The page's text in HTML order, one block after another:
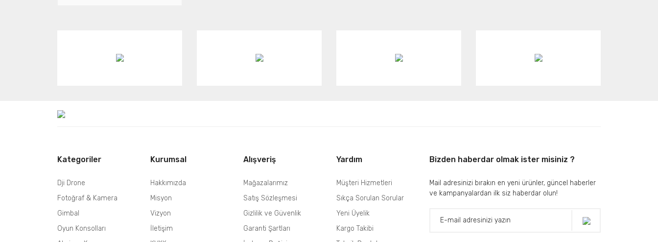
Kategoriler
Dji Drone
Fotoğraf & Kamera
Gimbal
Oyun Konsolları
Kurumsal
Hakkımızda
Misyon
Vizyon
İletişim
Alışveriş
Mağazalarımız
Satış Sözleşmesi
Gizlilik ve Güvenlik
Garanti Şartları
Yardım
Müşteri Hizmetleri
Sıkça Sorulan Sorular
Yeni Üyelik
Kargo Takibi
Bizden haberdar olmak ister misiniz ?
Mail adresinizi bırakın en yeni ürünler, güncel haberler
ve kampanyalardan ilk siz haberdar olun!